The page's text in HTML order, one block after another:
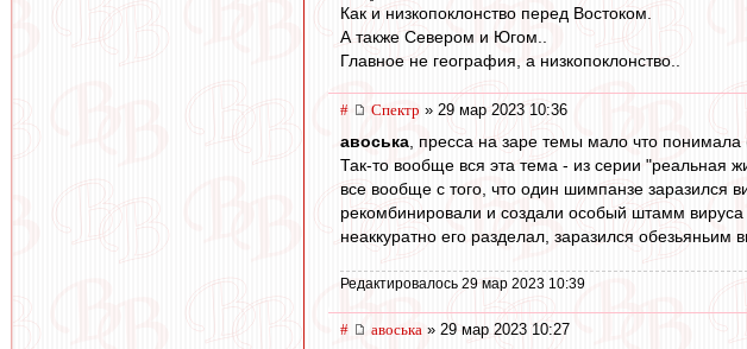
Как и низкопоклонство перед Востоком.
А также Севером и Югом..
Главное не география, а низкопоклонство..
# Спектр » 29 мар 2023 10:36
авоська , пресса на заре темы мало что
Так-то вообще вся эта тема - из серии "реальная
все вообще с того, что один шимпанзе заразился
рекомбинировали и создали особый штамм
неаккуратно его разделал, заразился обезьяньим
Редактировалось 29 мар 2023 10:39
# авоська » 29 мар 2023 10:27